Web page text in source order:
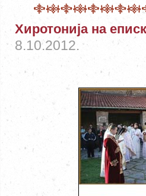
Хиротонија на
8.10.2012.